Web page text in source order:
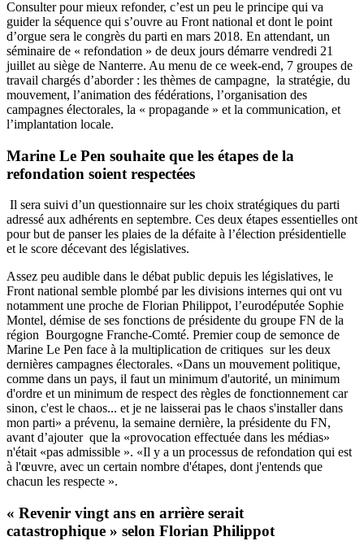
Consulter pour mieux refonder, c’est un peu le principe qui va
guider la séquence qui s’ouvre au Front national et dont le point
d’orgue sera le congrès du parti en mars 2018. En attendant, un
séminaire de « refondation » de deux jours démarre vendredi 21
juillet au siège de Nanterre. Au menu de ce week-end, 7 groupes de
travail chargés d’aborder : les thèmes de campagne, la stratégie, du
mouvement, l’animation des fédérations, l’organisation des
campagnes électorales, la « propagande » et la communication, et
l’implantation locale.
Marine Le Pen souhaite que les étapes de la
refondation soient respectées
Il sera suivi d’un questionnaire sur les choix stratégiques du parti
adressé aux adhérents en septembre. Ces deux étapes essentielles ont
pour but de panser les plaies de la défaite à l’élection présidentielle
et le score décevant des législatives.
Assez peu audible dans le débat public depuis les législatives, le
Front national semble plombé par les divisions internes qui ont vu
notamment une proche de Florian Philippot, l’eurodéputée Sophie
Montel, démise de ses fonctions de présidente du groupe FN de la
région Bourgogne Franche-Comté. Premier coup de semonce de
Marine Le Pen face à la multiplication de critiques sur les deux
dernières campagnes électorales. «Dans un mouvement politique,
comme dans un pays, il faut un minimum d'autorité, un minimum
d'ordre et un minimum de respect des règles de fonctionnement car
sinon, c'est le chaos... et je ne laisserai pas le chaos s'installer dans
mon parti» a prévenu, la semaine dernière, la présidente du FN,
avant d’ajouter que la «provocation effectuée dans les médias»
n'était «pas admissible ». «Il y a un processus de refondation qui est
à l'œuvre, avec un certain nombre d'étapes, dont j'entends que
chacun les respecte ».
« Revenir vingt ans en arrière serait
catastrophique » selon Florian Philippot